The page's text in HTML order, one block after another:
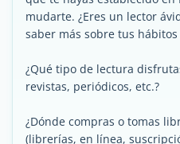
mudarte. ¿Eres un lector
saber más sobre tus
¿Qué tipo de lectura
revistas, periódicos, etc.?
¿Dónde compras o tomas
(librerías, en línea,